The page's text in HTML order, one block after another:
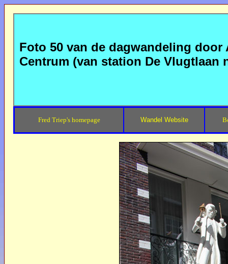
Foto 50 van de dagwandeling door
Centrum (van station De Vlugtlaan
Fred Triep's homepage Wandel Website